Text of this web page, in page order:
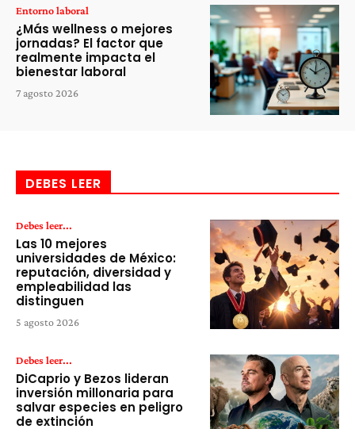
Entorno laboral
¿Más wellness o mejores
jornadas? El factor que
realmente impacta el
bienestar laboral
7 agosto 2026
DEBES LEER
Debes leer...
Las 10 mejores
universidades de México:
reputación, diversidad y
empleabilidad las
distinguen
5 agosto 2026
Debes leer...
DiCaprio y Bezos lideran
inversión millonaria para
salvar especies en peligro
de extinción